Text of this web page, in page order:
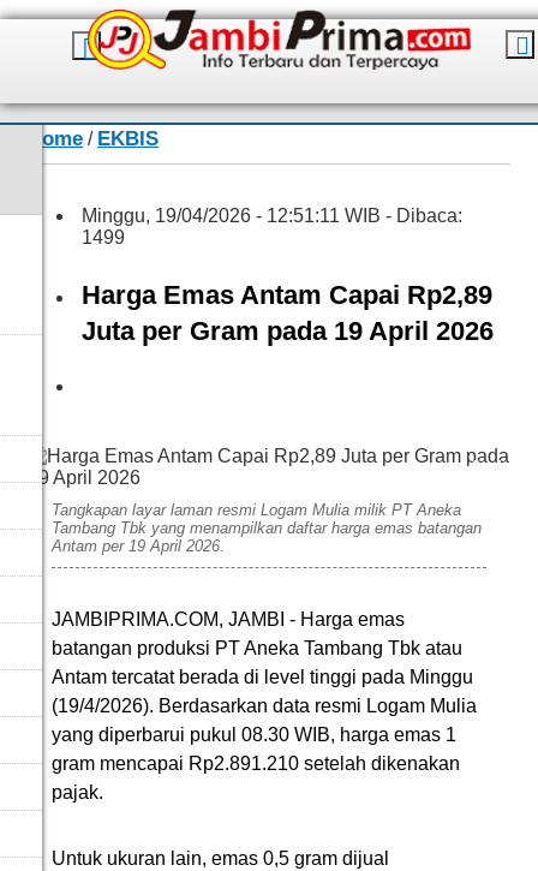
Home / EKBIS
Minggu, 19/04/2026 - 12:51:11 WIB - Dibaca:
1499
Harga Emas Antam Capai Rp2,89
Juta per Gram pada 19 April 2026
Saudi
Tangkapan layar laman resmi Logam Mulia milik PT Aneka
Tambang Tbk yang menampilkan daftar harga emas batangan
Antam per 19 April 2026.
JAMBIPRIMA.COM, JAMBI - Harga emas
batangan produksi PT Aneka Tambang Tbk atau
Antam tercatat berada di level tinggi pada Minggu
(19/4/2026). Berdasarkan data resmi Logam Mulia
yang diperbarui pukul 08.30 WIB, harga emas 1
gram mencapai Rp2.891.210 setelah dikenakan
pajak.
Untuk ukuran lain, emas 0,5 gram dijual